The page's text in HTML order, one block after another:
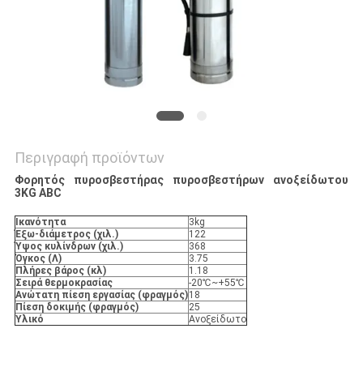
ΑΠΟΡΡΉΤΟΥ
Περιγραφή προϊόντων
Φορητός πυροσβεστήρας πυροσβεστήρων ανοξείδωτου
3KG ABC
Ικανότητα
3kg
Έξω-διάμετρος (χιλ.)
122
Ύψος κυλίνδρων (χιλ.)
368
Όγκος (Λ)
3.75
Πλήρες βάρος (κλ)
1.18
Σειρά θερμοκρασίας
-20℃~+55℃
Ανώτατη πίεση εργασίας (φραγμός)18
Πίεση δοκιμής (φραγμός)
25
Υλικό
Ανοξείδωτο